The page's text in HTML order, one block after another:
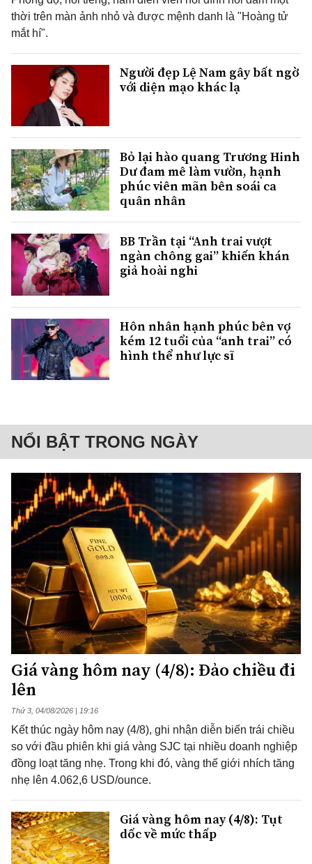
thời trên màn ảnh nhỏ và được mệnh danh là "Hoàng tử
mắt hí".
Người đẹp Lệ Nam gây bất ngờ
với diện mạo khác lạ
Bỏ lại hào quang Trương Hinh
Dư đam mê làm vườn, hạnh
phúc viên mãn bên soái ca
quân nhân
BB Trần tại “Anh trai vượt
ngàn chông gai” khiến khán
giả hoài nghi
Hôn nhân hạnh phúc bên vợ
kém 12 tuổi của “anh trai” có
hình thể như lực sĩ
NỔI BẬT TRONG NGÀY
Giá vàng hôm nay (4/8): Đảo chiều đi
lên
Thứ 3, 04/08/2026 | 19:16
Kết thúc ngày hôm nay (4/8), ghi nhận diễn biến trái chiều
so với đầu phiên khi giá vàng SJC tại nhiều doanh nghiệp
đồng loạt tăng nhẹ. Trong khi đó, vàng thế giới nhích tăng
nhẹ lên 4.062,6 USD/ounce.
Giá vàng hôm nay (4/8): Tụt
dốc về mức thấp